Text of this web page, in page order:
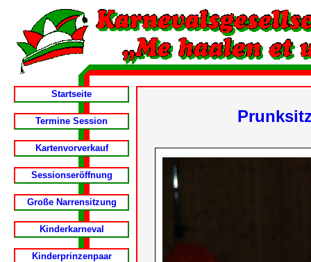
Startseite
Termine Session
Kartenvorverkauf
Sessionseröffnung
Große Narrensitzung
Kinderkarneval
Kinderprinzenpaar